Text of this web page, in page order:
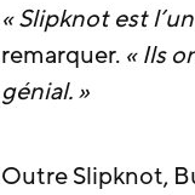
« Slipknot est
remarquer. « Ils
génial. »
Outre Slipknot,